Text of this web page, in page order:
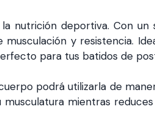
nutrición deportiva. Con un
y resistencia.
para tus batidos de
podrá utilizarla de
mientras